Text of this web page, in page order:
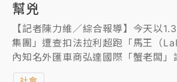
幫兇
【記者陳力維／綜合報導】今天以
集團」遭查扣法拉利超跑「馬王（
內知名外匯車商弘達國際「蟹老闆」
一起離譜的中古車買賣糾紛。弘達國